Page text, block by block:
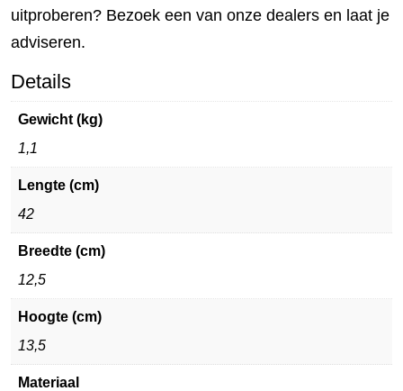
uitproberen? Bezoek een van onze dealers en laat je
adviseren.
Details
Gewicht (kg)
1,1
Lengte (cm)
42
Breedte (cm)
12,5
Hoogte (cm)
13,5
Materiaal